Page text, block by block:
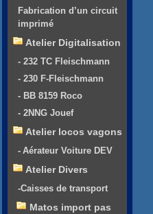
Fabrication d’un circuit
imprimé
Atelier Digitalisation
- 232 TC Fleischmann
- 230 F-Fleischmann
- BB 8159 Roco
- 2NNG Jouef
Atelier locos vagons
- Aérateur Voiture DEV
Atelier Divers
-Caisses de transport
Matos import pas